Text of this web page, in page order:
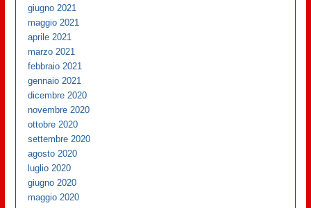
giugno 2021
maggio 2021
aprile 2021
marzo 2021
febbraio 2021
gennaio 2021
dicembre 2020
novembre 2020
ottobre 2020
settembre 2020
agosto 2020
luglio 2020
giugno 2020
maggio 2020